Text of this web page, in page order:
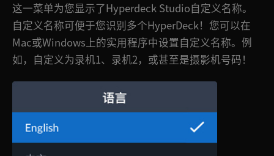
这一菜单为您显示了Hyperdeck Studio自定义名称。
自定义名称可便于您识别多个HyperDeck！您可以在
Mac或Windows上的实用程序中设置自定义名称。例
如，自定义为录机1、录机2，或甚至是摄影机号码！